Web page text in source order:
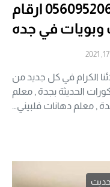
رقم معلم بوية بجدة ت:0560952067 ارقام
وبويات في جده
الكرام في كل جديد من
الحديثة بجدة , معلم
, معلم دهانات فلبيني…